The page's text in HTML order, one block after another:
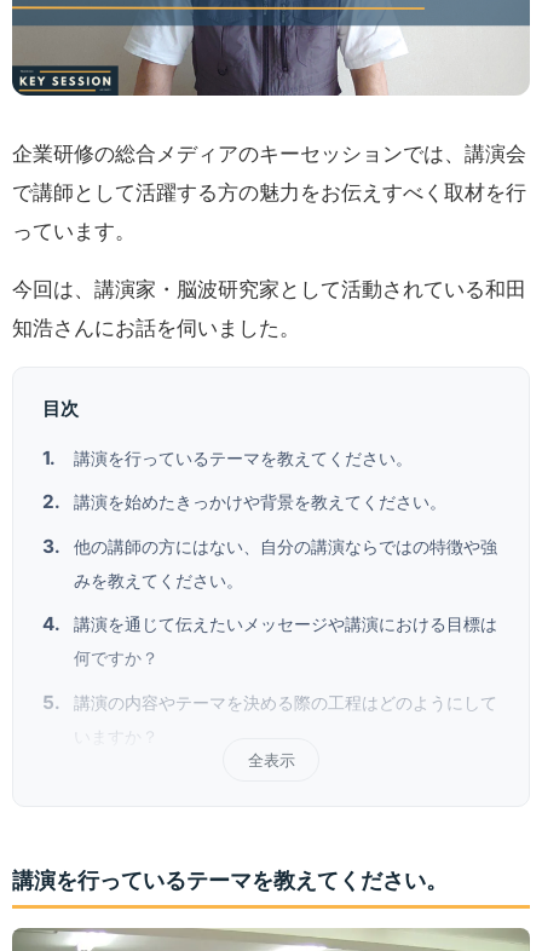
企業研修の総合メディアのキーセッションでは、講演会
で講師として活躍する方の魅力をお伝えすべく取材を行
っています。
今回は、講演家・脳波研究家として活動されている和田
知浩さんにお話を伺いました。
目次
講演を行っているテーマを教えてください。
講演を始めたきっかけや背景を教えてください。
他の講師の方にはない、自分の講演ならではの特徴や強
みを教えてください。
講演を通じて伝えたいメッセージや講演における目標は
何ですか？
講演の内容やテーマを決める際の工程はどのようにして
いますか？
全表示
講演を行っているテーマを教えてください。